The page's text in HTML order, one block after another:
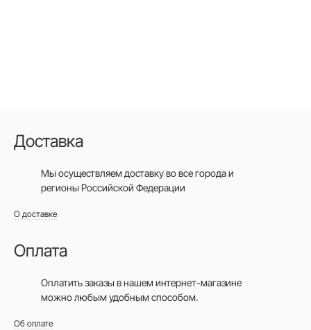
Доставка
Мы осуществляем доставку во все городаи
регионы Российской Федерации
О доставке
Оплата
Оплатить заказы в нашем интернет-магазине
можно любым удобным способом.
Об оплате